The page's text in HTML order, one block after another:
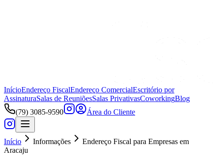
InícioEndereço FiscalEndereço ComercialEscritório por
AssinaturaSalas de ReuniõesSalas PrivativasCoworkingBlog
(79) 3085-9590
Área do Cliente
Início Informações
Endereço Fiscal para Empresas em
Aracaju